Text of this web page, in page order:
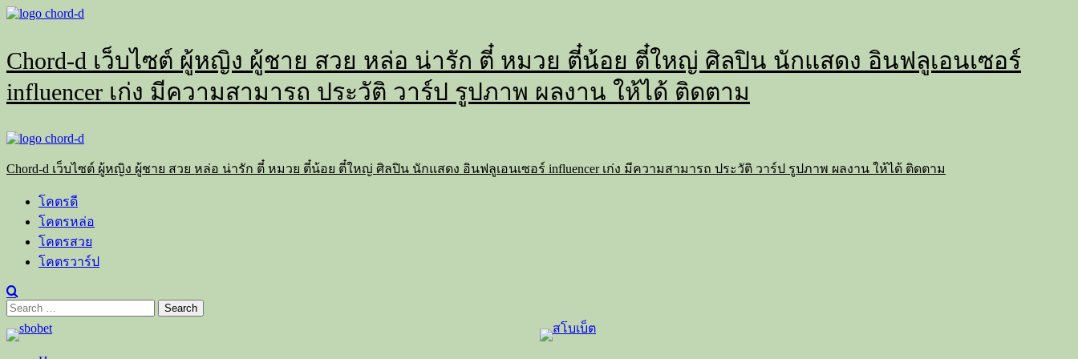
Skip
Chord-d เว็บไซต์ ผู้หญิง ผู้ชาย สวย หล่อ น่ารัก ตี๋ หมวย ตี๋น้อย ตี๋ใหญ่ ศิลปิน นักแสดง อินฟลูเอนเซอร์
influencer เก่ง มีความสามารถ ประวัติ วาร์ป รูปภาพ ผลงาน ให้ได้ ติดตาม
Primary
Chord-d เว็บไซต์ ผู้หญิง ผู้ชาย สวย หล่อ น่ารัก ตี๋ หมวย ตี๋น้อย ตี๋ใหญ่ ศิลปิน นักแสดง อินฟลูเอนเซอร์ influencer เก่ง มีความสามารถ ประวัติ วาร์ป รูปภาพ ผลงาน ให้ได้ ติดตาม
โคตรดี
โคตรหล่อ
โคตรสวย
โคตรวาร์ป
Search
for: